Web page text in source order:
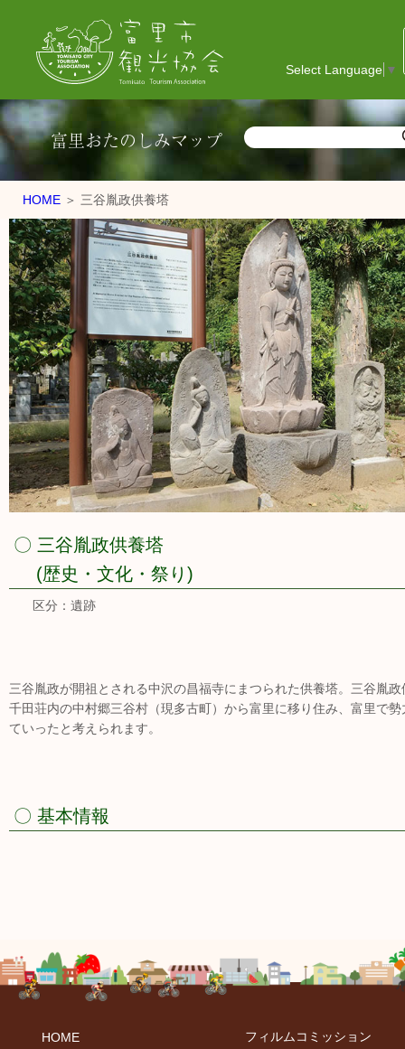
Select Language ▼
富里おたのしみマップ
HOME ＞ 三谷胤政供養塔
〇 三谷胤政供養塔
(歴史・文化・祭り)
区分：遺跡
三谷胤政が開祖とされる中沢の昌福寺にまつられた供養塔。三谷胤
千田荘内の中村郷三谷村（現多古町）から富里に移り住み、富里で
ていったと考えられます。
〇 基本情報
HOME
フィルムコミッション